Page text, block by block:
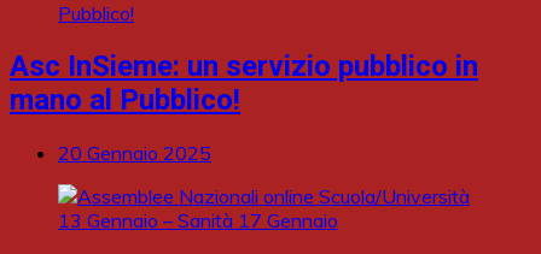
Asc InSieme: un servizio pubblico in
mano al Pubblico!
20 Gennaio 2025